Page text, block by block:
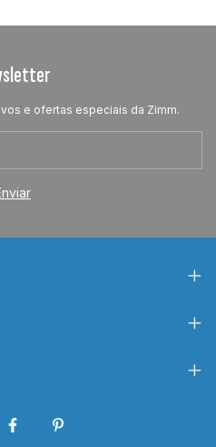
e ofertas especiais da Zimm.